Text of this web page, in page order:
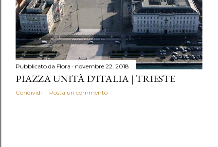
Pubblicato da Flora novembre 22, 2018
PIAZZA UNITÀ D'ITALIA | TRIESTE
Condividi Posta un commento